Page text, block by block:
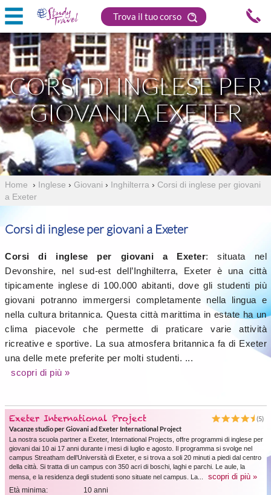
Trova il tuo corso
CORSI DI INGLESE PER
GIOVANI A EXETER
Home › Inglese › Giovani › Inghilterra › Corsi di inglese per giovani
a Exeter
Corsi di inglese per giovani a Exeter
Corsi di inglese per giovani a Exeter: situata nel
Devonshire, nel sud-est dell’Inghilterra, Exeter è una città
tipicamente inglese di 100.000 abitanti, dove gli studenti più
giovani potranno immergersi completamente nella lingua e
nella cultura britannica. Questa città marittima in estate ha un
clima piacevole che permette di praticare varie attività
ricreative e sportive. La sua atmosfera britannica fa di Exeter
una delle mete preferite per molti studenti. ...
scopri di più »
Exeter International Project
(5)
Vacanze studio per Giovani ad Exeter International Project
La nostra scuola partner a Exeter, International Projects, offre programmi di inglese per
giovani dai 10 ai 17 anni durante i mesi di luglio e agosto. Il programma si svolge nel
campus Streatham dell’Università di Exeter, e si trova a soli 20 minuti a piedi dal centro
della città. Si tratta di un campus con 350 acri di boschi, laghi e parchi. Le aule, la
mensa, e la residenza degli studenti sono situate nel campus. La...
scopri di più »
Età minima:
10 anni